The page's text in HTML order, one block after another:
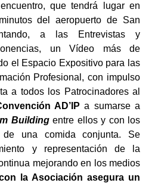
que tendrá lugar en
del aeropuerto de San
a las Entrevistas y
un Vídeo más de
el Espacio Expositivo para las
Profesional, con impulso
a todos los Patrocinadores al
AD’IP a sumarse a
Buildingentre ellos y con los
de una comida conjunta. Se
y representación de la
mejorando en los medios
la Asociación asegura un